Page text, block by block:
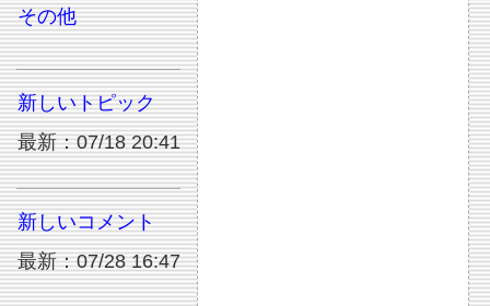
その他
新しいトピック
最新：07/18 20:41
新しいコメント
最新：07/28 16:47